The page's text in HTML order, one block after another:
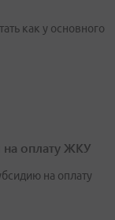
как у основного
оплату ЖКУ
на оплату